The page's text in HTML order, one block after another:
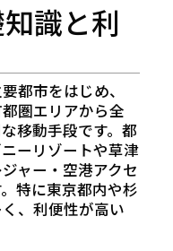
識と利
都市をはじめ、
圏エリアから全
移動手段です。都
ーリゾートや草津
ャー・空港アクセ
特に東京都内や杉
、利便性が高い